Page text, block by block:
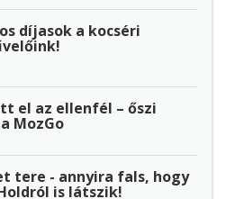
díjasok a kocséri
el az ellenfél – őszi
MozGo
tere - annyira fals, hogy
is látszik!